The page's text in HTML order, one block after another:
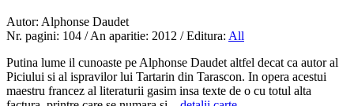
Autor: Alphonse Daudet
Nr. pagini: 104 / An aparitie: 2012 / Editura: All
Putina lume il cunoaste pe Alphonse Daudet altfel decat ca autor al
Piciului si al ispravilor lui Tartarin din Tarascon. In opera acestui
maestru francez al literaturii gasim insa texte de o cu totul alta